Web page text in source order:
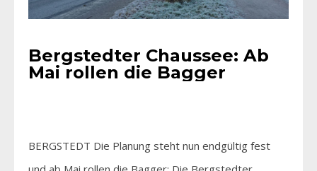
Bergstedter Chaussee: Ab
Mai rollen die Bagger
BERGSTEDT Die Planung steht nun endgültig fest